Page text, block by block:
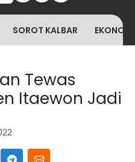
SOROT KALBAR
Tewas
Itaewon Jadi